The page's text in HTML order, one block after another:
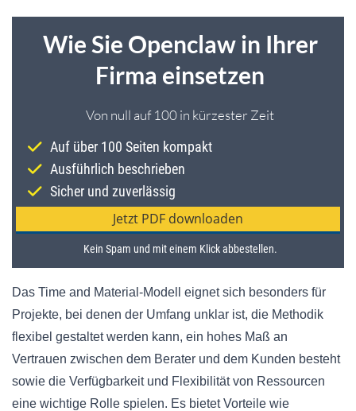
Das Time and Material-Modell eignet sich besonders für
Projekte, bei denen der Umfang unklar ist, die Methodik
flexibel gestaltet werden kann, ein hohes Maß an
Vertrauen zwischen dem Berater und dem Kunden besteht
sowie die Verfügbarkeit und Flexibilität von Ressourcen
eine wichtige Rolle spielen. Es bietet Vorteile wie